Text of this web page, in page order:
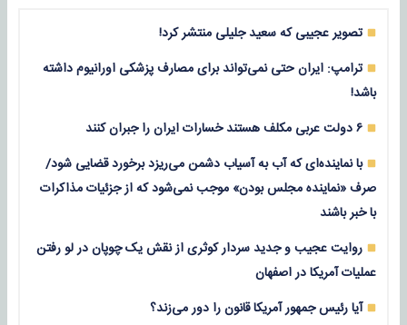
تصویر عجیبی که سعید جلیلی منتشر کرد!
ترامپ: ایران حتی نمی‌تواند برای مصارف پزشکی اورانیوم داشته
باشد!
۶ دولت عربی مکلف هستند خسارات ایران را جبران کنند
با نماینده‌ای که آب به آسیاب دشمن می‌ریزد برخورد قضایی شود/
صرف «نماینده مجلس بودن» موجب نمی‌شود که از جزئیات مذاکرات
با خبر باشند
روایت عجیب و جدید سردار کوثری از نقش یک چوپان در لو رفتن
عملیات آمریکا در اصفهان
آیا رئیس جمهور آمریکا قانون را دور می‌زند؟